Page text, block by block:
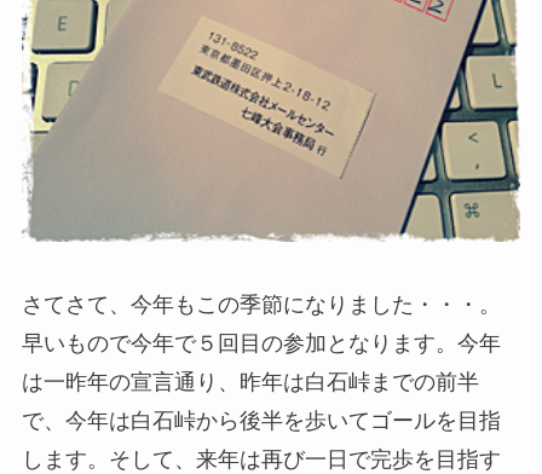
さてさて、今年もこの季節になりました・・・。
早いもので今年で５回目の参加となります。今年
は一昨年の宣言通り、昨年は白石峠までの前半
で、今年は白石峠から後半を歩いてゴールを目指
します。そして、来年は再び一日で完歩を目指す